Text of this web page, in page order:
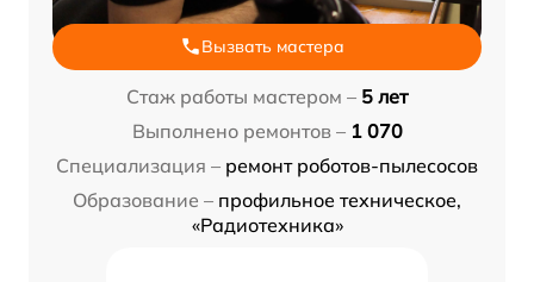
Вызвать мастера
Стаж работы мастером – 5 лет
Выполнено ремонтов – 1 070
Специализация – ремонт роботов-пылесосов
Образование – профильное техническое,
«Радиотехника»